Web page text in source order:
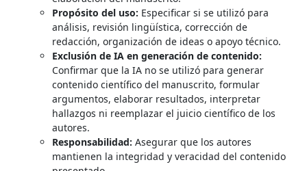
Propósito del uso: Especificar si se utilizó para
análisis, revisión lingüística, corrección de
redacción, organización de ideas o apoyo técnico.
Exclusión de IA en generación de contenido:
Confirmar que la IA no se utilizó para generar
contenido científico del manuscrito, formular
argumentos, elaborar resultados, interpretar
hallazgos ni reemplazar el juicio científico de los
autores.
Responsabilidad: Asegurar que los autores
mantienen la integridad y veracidad del contenido